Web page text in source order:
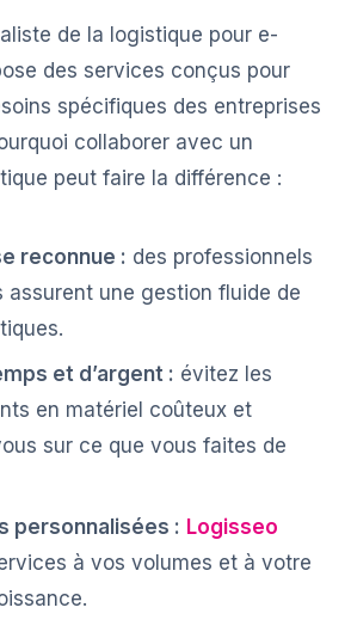
de la logistique pour e-
des services conçus pour
spécifiques des entreprises
collaborer avec un
peut faire la différence :
reconnue : des professionnels
assurent une gestion fluide de
et d’argent : évitez les
en matériel coûteux et
sur ce que vous faites de
personnalisées : Logisseo
à vos volumes et à votre